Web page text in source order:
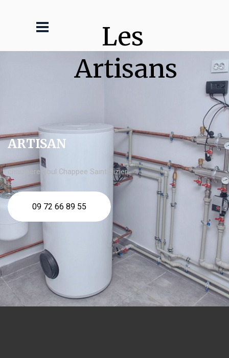
Les
Artisans
ARTISAN
chaudière fioul Chappee Saint Dizier
09 72 66 89 55